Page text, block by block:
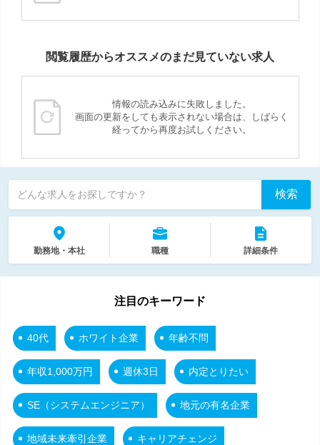
閲覧履歴からオススメのまだ見ていない求人
情報の読み込みに失敗しました。
画面の更新をしても表示されない場合は、しばらく
経ってから再度お試しください。
どんな求人をお探しですか？ 検索
勤務地・本社 職種 詳細条件
注目のキーワード
40代 ホワイト企業 年齢不問
年収1,000万円 週休3日 内定とりたい
SE（システムエンジニア） 地元の有名企業
地域未来牽引企業 キャリアチェンジ